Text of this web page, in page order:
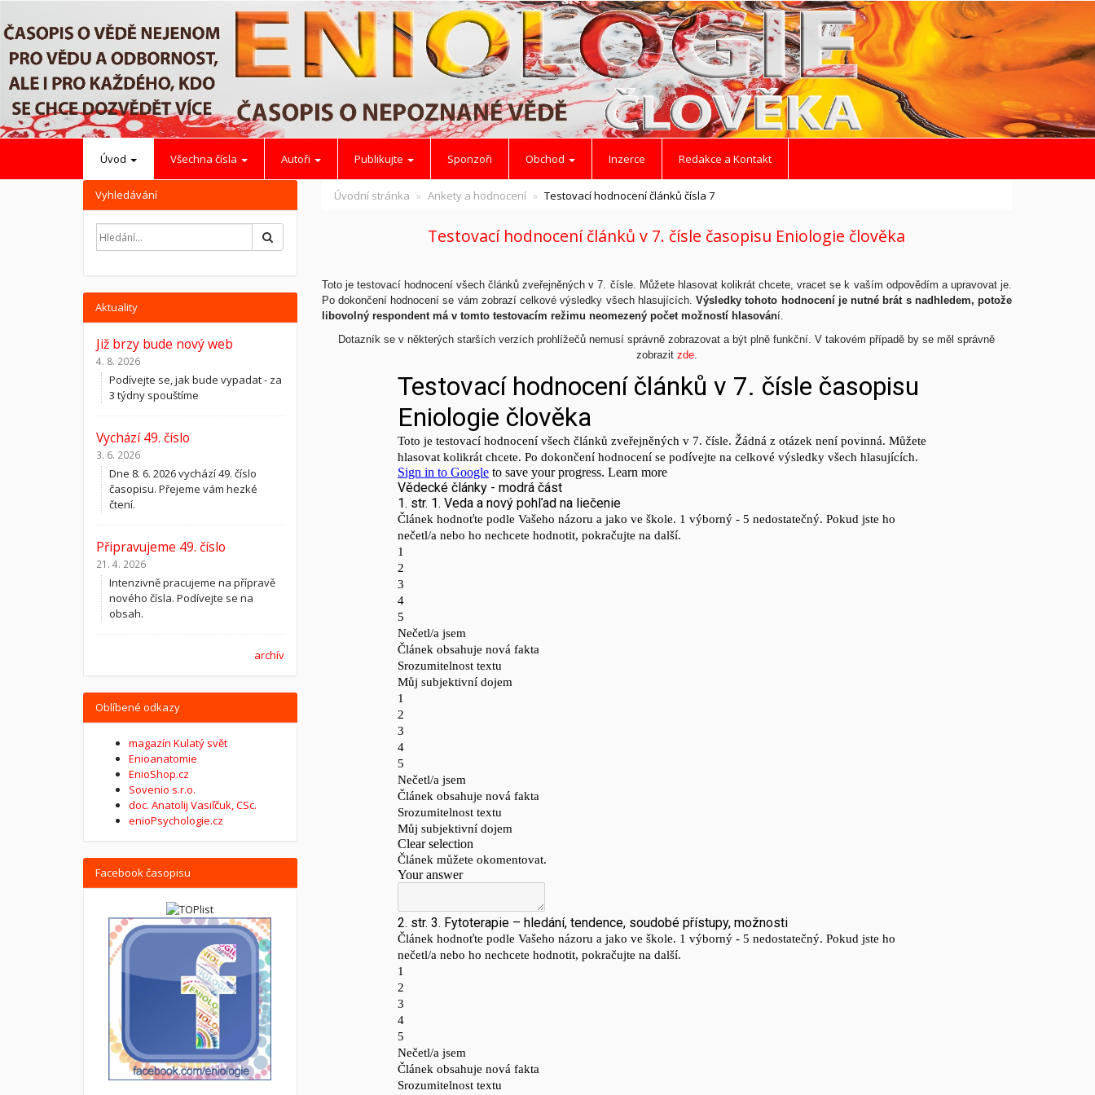
Úvod Všechna čísla Autoři Publikujte Sponzoři Obchod Inzerce Redakce a Kontakt
Úvodní stránka Ankety a hodnocení Testovací hodnocení článků čísla 7
Testovací hodnocení článků v 7. čísle časopisu Eniologie člověka
Toto je testovací hodnocení všech článků zveřejněných v 7. čísle. Můžete hlasovat kolikrát chcete, vracet se k vaším odpovědím a upravovat je.
Po dokončení hodnocení se vám zobrazí celkové výsledky všech hlasujících. Výsledky tohoto hodnocení je nutné brát s nadhledem, potože
libovolný respondent má v tomto testovacím režimu neomezený počet možností hlasování.
Dotazník se v některých starších verzích prohlížečů nemusí správně zobrazovat a být plně funkční. V takovém případě by se měl správně
zobrazit zde.
Vyhledávání
Aktuality
Již brzy bude nový web
4. 8. 2026
Podívejte se, jak bude vypadat - za
3 týdny spouštíme
Vychází 49. číslo
3. 6. 2026
Dne 8. 6. 2026 vychází 49. číslo
časopisu. Přejeme vám hezké
čtení.
Připravujeme 49. číslo
21. 4. 2026
Intenzivně pracujeme na přípravě
nového čísla. Podívejte se na
obsah.
archív
Oblíbené odkazy
magazín Kulatý svět
Enioanatomie
EnioShop.cz
Sovenio s.r.o.
doc. Anatolij Vasiľčuk, CSc.
enioPsychologie.cz
Facebook časopisu